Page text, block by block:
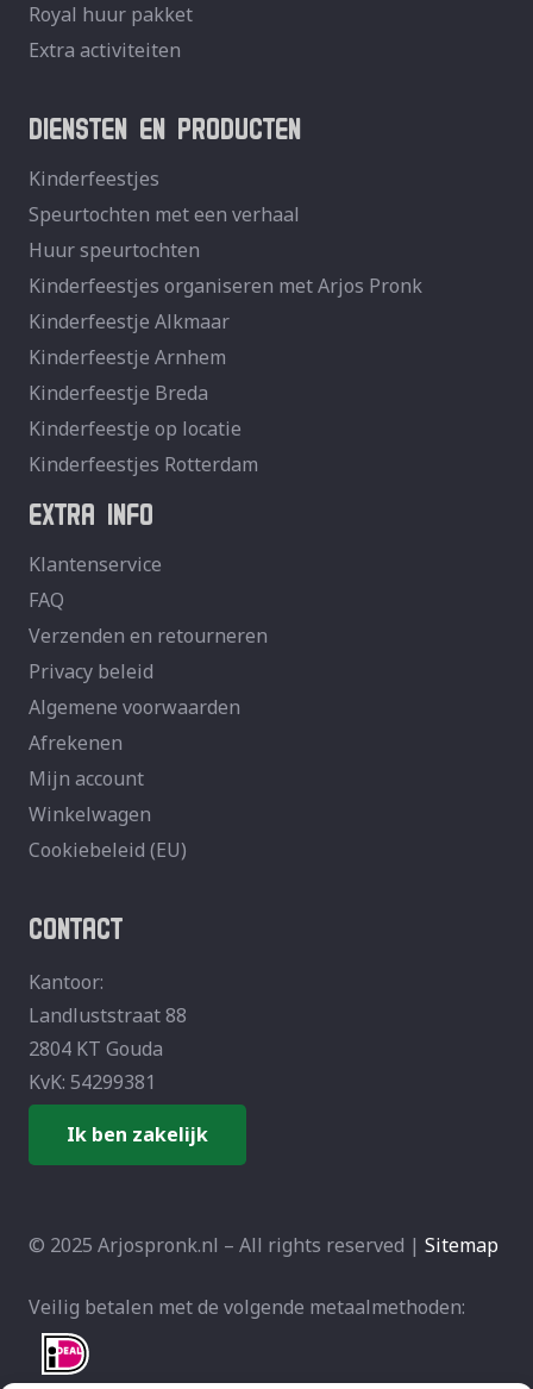
Royal huur pakket
Extra activiteiten
DIENSTEN EN PRODUCTEN
Kinderfeestjes
Speurtochten met een verhaal
Huur speurtochten
Kinderfeestjes organiseren met Arjos Pronk
Kinderfeestje Alkmaar
Kinderfeestje Arnhem
Kinderfeestje Breda
Kinderfeestje op locatie
Kinderfeestjes Rotterdam
EXTRA INFO
Klantenservice
FAQ
Verzenden en retourneren
Privacy beleid
Algemene voorwaarden
Afrekenen
Mijn account
Winkelwagen
Cookiebeleid (EU)
CONTACT
Kantoor:
Landluststraat 88
2804 KT Gouda
KvK: 54299381
Ik ben zakelijk
© 2025 Arjospronk.nl – All rights reserved | Sitemap
Veilig betalen met de volgende metaalmethoden: